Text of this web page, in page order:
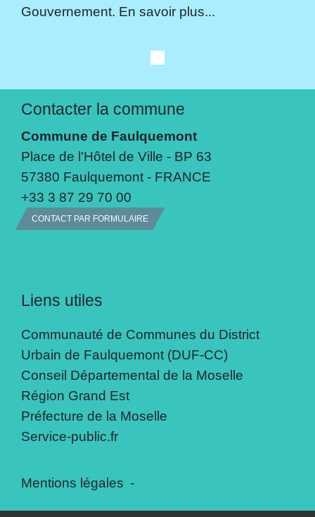
Gouvernement. En savoir plus...
Contacter la commune
Commune de Faulquemont
Place de l'Hôtel de Ville - BP 63
57380 Faulquemont - FRANCE
+33 3 87 29 70 00
CONTACT PAR FORMULAIRE
Liens utiles
Communauté de Communes du District
Urbain de Faulquemont (DUF-CC)
Conseil Départemental de la Moselle
Région Grand Est
Préfecture de la Moselle
Service-public.fr
Mentions légales -